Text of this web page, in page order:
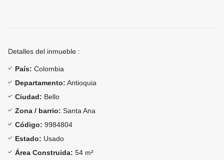
Detalles del inmueble :
País: Colombia
Departamento: Antioquia
Ciudad: Bello
Zona / barrio: Santa Ana
Código: 9984804
Estado: Usado
Área Construida: 54 m²